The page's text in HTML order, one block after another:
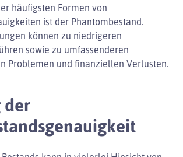
häufigsten Formen von
ist der Phantombestand.
können zu niedrigeren
sowie zu umfassenderen
Problemen und finanziellen Verlusten.
der